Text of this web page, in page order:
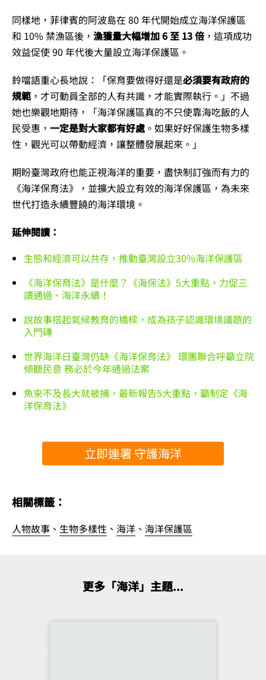
同樣地，菲律賓的阿波島在 80 年代開始成立海洋保護區
和 10% 禁漁區後， 漁獲量大幅增加 6 至 13 倍 ，這項成功
效益促使 90 年代後大量設立海洋保護區。
鈴噹語重心長地說：「保育要做得好還是必須要有政府的
規範 ，才可動員全部的人有共識，才能實際執行。」不過
她也樂觀地期待，「海洋保護區真的不只使靠海吃飯的人
民受惠， 一定是對大家都有好處。如果好好保護生物多樣
性，觀光可以帶動經濟，讓整體發展起來。」
期盼臺灣政府也能正視海洋的重要，盡快制訂強而有力的
《海洋保育法》，並擴大設立有效的海洋保護區，為未來
世代打造永續豐饒的海洋環境。
延伸閱讀：
生態和經濟可以共存，推動臺灣設立30%海洋保護區
《海洋保育法》是什麼？《海保法》5大重點，力促三
讀通過、海洋永續！
說故事搭起氣候教育的橋樑，成為孩子認識環境議題的
入門磚
世界海洋日臺灣仍缺《海洋保育法》 環團聯合呼籲立院
傾聽民意 務必於今年通過法案
魚來不及長大就被捕，最新報告5大重點，籲制定《海
洋保育法》
立即連署 守護海洋
相關標籤：
人物故事 、 生物多樣性 、 海洋 、 海洋保護區
更多「海洋」主題...